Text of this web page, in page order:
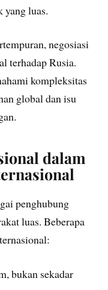
luas.
negosiasi
terhadap Rusia.
kompleksitas
global dan isu
dalam
penghubung
luas. Beberapa
bukan sekadar